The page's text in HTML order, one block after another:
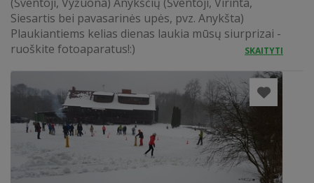
Siesartis bei pavasarinės upės, pvz. Anykšta)
Plaukiantiems kelias dienas laukia mūsų siurprizai -
ruoškite fotoaparatus!:)
SKAITYTI